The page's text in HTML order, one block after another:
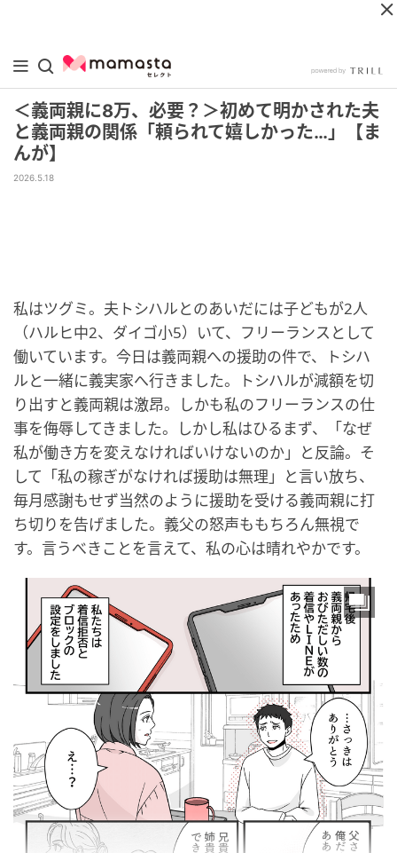
＜義両親に8万、必要？＞初めて明かされた夫
と義両親の関係「頼られて嬉しかった…」【ま
んが】
2026.5.18
私はツグミ。夫トシハルとのあいだには子どもが2人
（ハルヒ中2、ダイゴ小5）いて、フリーランスとして
働いています。今日は義両親への援助の件で、トシハ
ルと一緒に義実家へ行きました。トシハルが減額を切
り出すと義両親は激昂。しかも私のフリーランスの仕
事を侮辱してきました。しかし私はひるまず、「なぜ
私が働き方を変えなければいけないのか」と反論。そ
して「私の稼ぎがなければ援助は無理」と言い放ち、
毎月感謝もせず当然のように援助を受ける義両親に打
ち切りを告げました。義父の怒声ももちろん無視で
す。言うべきことを言えて、私の心は晴れやかです。